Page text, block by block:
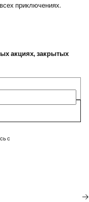
приключениях.
акциях, закрытых
с